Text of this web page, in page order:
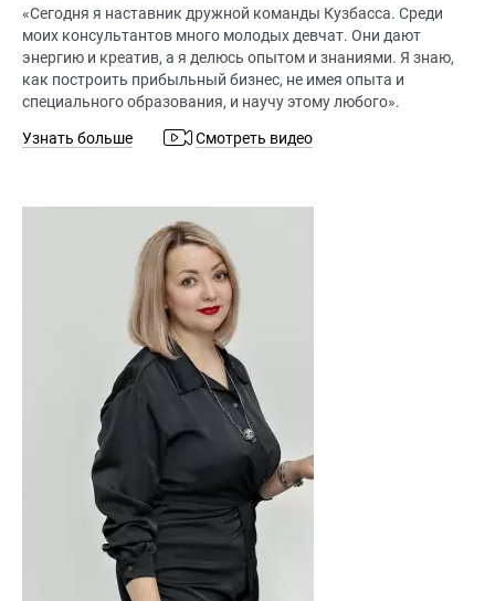
«Сегодня я наставник дружной команды Кузбасса. Среди
моих консультантов много молодых девчат. Они дают
энергию и креатив, а я делюсь опытом и знаниями. Я знаю,
как построить прибыльный бизнес, не имея опыта и
специального образования, и научу этому любого».
Узнать больше Смотреть видео